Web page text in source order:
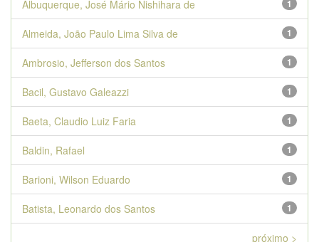
1
Albuquerque, José Mário Nishihara de
1
Almeida, João Paulo Lima Silva de
1
Ambrosio, Jefferson dos Santos
1
Bacil, Gustavo Galeazzi
1
Baeta, Claudio Luiz Faria
1
Baldin, Rafael
1
Barioni, Wilson Eduardo
1
Batista, Leonardo dos Santos
próximo >